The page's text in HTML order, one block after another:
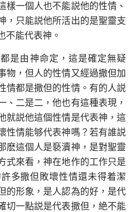
樣一個人也不能説他的性情、
，只能説他所活出的是聖靈支
不能代表神。
是由神命定，這是確定無疑
物，但人的性情又經過撒但加
情都是撒但的性情。有的人説
、二是二，他也有這種表現，
就説他這個性情是代表神，這
性情能够代表神嗎？若有誰説
麽這個人是褻瀆神，是對聖靈
式來看，神在地作的工作只是
多撒但敗壞性情還未得着潔
的形象，是人認為的好，是代
切一點説是代表撒但，絶不能